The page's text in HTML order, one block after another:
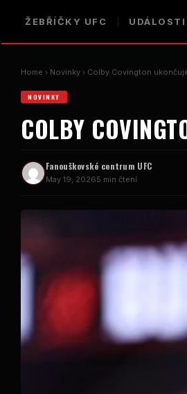
ŽEBŘÍČKY UFC UDÁLOSTI
Home Novinky Colby Covington
NOVINKY
COLBY
Fanouškovské centrum UFC
May 19, 20265 min čtení